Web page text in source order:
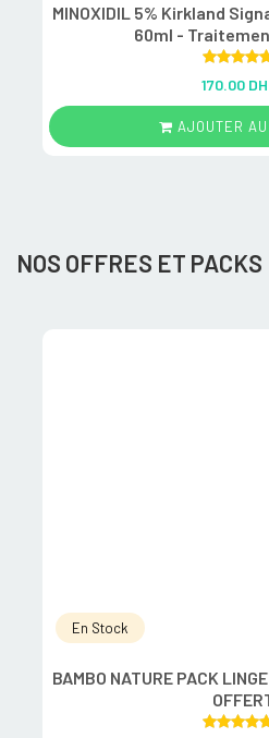
MINOXIDIL 5% Kirkland
60ml -
out of 5
170.00 DH
AJOUTER
NOS OFFRES ET PACKS
En Stock
BAMBO NATURE PACK